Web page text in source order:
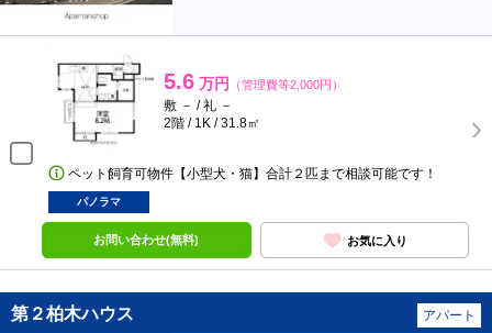
5.6 万円 （管理費等2,000円）
敷 － / 礼 －
2階 / 1K / 31.8㎡
ペット飼育可物件【小型犬・猫】合計２匹まで相談可能です！
パノラマ
お問い合わせ(無料) お気に入り
第２柏木ハウス アパート